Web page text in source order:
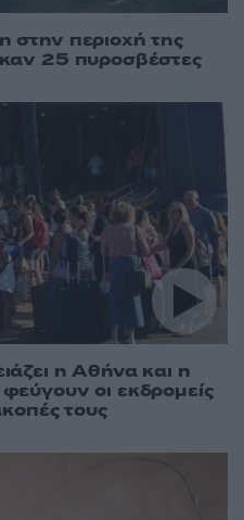
στην περιοχή της
25 πυροσβέστες
η Αθήνα και η
οι εκδρομείς
τους